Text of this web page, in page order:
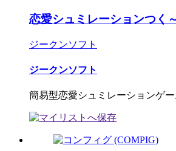
恋愛シュミレーションつく
ジークンソフト
ジークンソフト
簡易型恋愛シュミレーションゲー